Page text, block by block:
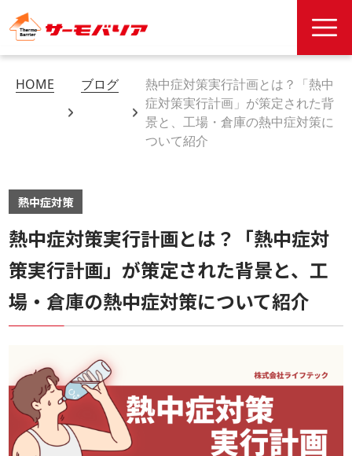
HOME ブログ
熱中症対策実行計画とは？「熱中
症対策実行計画」が策定された背
景と、工場・倉庫の熱中症対策に
ついて紹介
熱中症対策
熱中症対策実行計画とは？「熱中症対
策実行計画」が策定された背景と、工
場・倉庫の熱中症対策について紹介